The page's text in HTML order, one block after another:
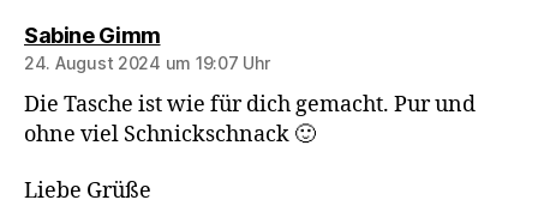
Sabine Gimmsagt:
24. August 2024 um 19:07 Uhr
Die Tasche ist wie für dich gemacht. Pur und
ohne viel Schnickschnack 🙂
Liebe Grüße